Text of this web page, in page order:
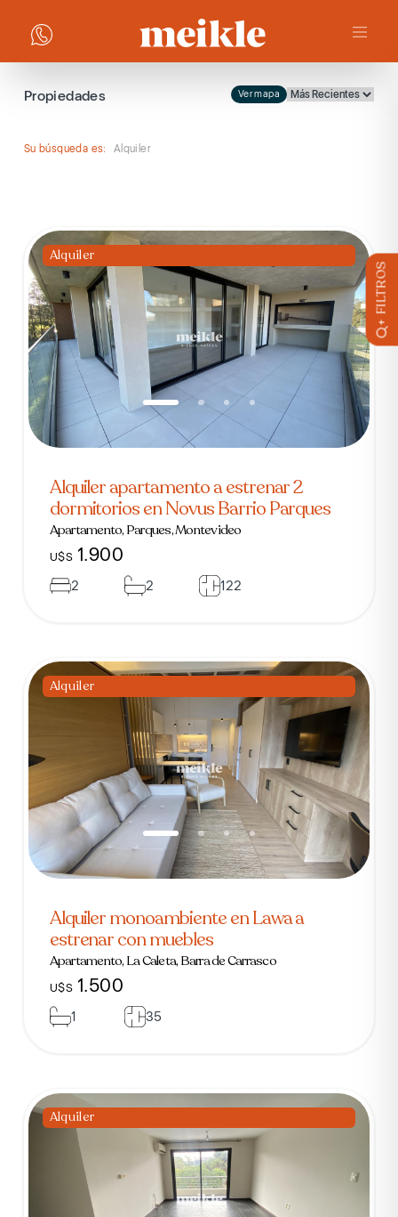
+ FILTROS
Propiedades Ver mapa
Su búsqueda es: Alquiler
Alquiler
Alquiler apartamento a estrenar 2
dormitorios en Novus Barrio Parques
Apartamento, Parques, Montevideo
U$S 1.900
2 2 122
Alquiler
Alquiler monoambiente en Lawa a
estrenar con muebles
Apartamento, La Caleta, Barra de Carrasco
U$S 1.500
1 35
Alquiler